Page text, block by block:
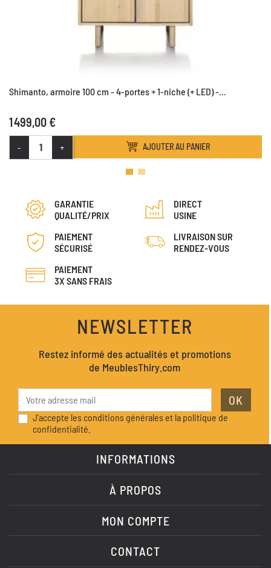
Shimanto, armoire 100 cm - 4-portes + 1-niche (+ LED) -...
1 499,00 €
- + AJOUTER AU PANIER
GARANTIE
QUALITÉ/PRIX
DIRECT
USINE
PAIEMENT
SÉCURISÉ
LIVRAISON SUR
RENDEZ-VOUS
PAIEMENT
3X SANS FRAIS
NEWSLETTER
Restez informé des actualités et promotions
de MeublesThiry.com
OK
J'accepte les conditions générales et la politique de
confidentialité.
INFORMATIONS
À PROPOS
MON COMPTE
CONTACT